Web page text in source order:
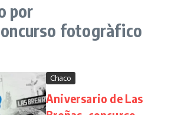
por
fotogràfico
Chaco
Aniversario de Las